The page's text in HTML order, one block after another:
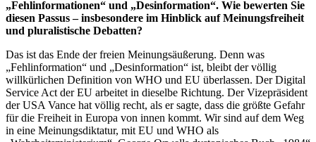
„Fehlinformationen“ und „Desinformation“. Wie bewerten Sie
diesen Passus – insbesondere im Hinblick auf Meinungsfreiheit
und pluralistische Debatten?
Das ist das Ende der freien Meinungsäußerung. Denn was
„Fehlinformation“ und „Desinformation“ ist, bleibt der völlig
willkürlichen Definition von WHO und EU überlassen. Der Digital
Service Act der EU arbeitet in dieselbe Richtung. Der Vizepräsident
der USA Vance hat völlig recht, als er sagte, dass die größte Gefahr
für die Freiheit in Europa von innen kommt. Wir sind auf dem Weg
in eine Meinungsdiktatur, mit EU und WHO als